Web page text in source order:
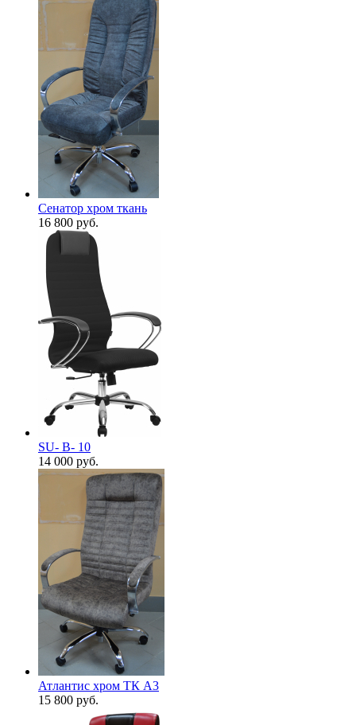
Сенатор хром ткань
16 800 руб.
SU- B- 10
14 000 руб.
Атлантис хром ТК A3
15 800 руб.